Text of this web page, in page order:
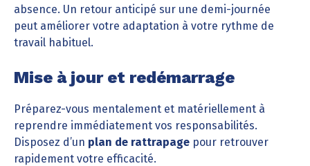
absence. Un retour anticipé sur une demi-journée
peut améliorer votre adaptation à votre rythme de
travail habituel.
Mise à jour et redémarrage
Préparez-vous mentalement et matériellement à
reprendre immédiatement vos responsabilités.
Disposez d’un plan de rattrapage pour retrouver
rapidement votre efficacité.